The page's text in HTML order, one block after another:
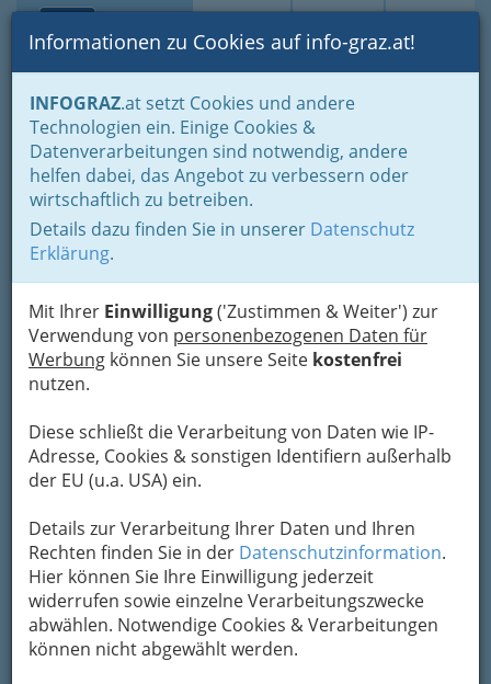
Suche Login Toggle
Informationen zu Cookies auf info-graz.at!
INFOGRAZ.at setzt Cookies und andere
Technologien ein. Einige Cookies &
Datenverarbeitungen sind notwendig, andere
helfen dabei, das Angebot zu verbessern oder
wirtschaftlich zu betreiben.
Details dazu finden Sie in unserer Datenschutz
Erklärung.
Mit Ihrer Einwilligung('Zustimmen & Weiter') zur
Verwendung von personenbezogenen Daten für
Werbung können Sie unsere Seite kostenfrei
nutzen.
Diese schließt die Verarbeitung von Daten wie IP-
Adresse, Cookies & sonstigen Identifiern außerhalb
der EU (u.a. USA) ein.
Details zur Verarbeitung Ihrer Daten und Ihren
Rechten finden Sie in der Datenschutzinformation.
Hier können Sie Ihre Einwilligung jederzeit
widerrufen sowie einzelne Verarbeitungszwecke
abwählen. Notwendige Cookies & Verarbeitungen
können nicht abgewählt werden.
Home Branchen
Bauen - der Weg zum eigenen Haus
Immobilienbüros, Immobilienmakler, Immobilienverwalter und
Immobilientreuhänder
Rund um Immobilien
Adressen von Immobilienbüros / Makler bzw. Maklerin
Peter Haring
Am Eisernen Tor 2, 8010 Graz
+43 316 811 784
+43 316 811 784-12
Karte
Karte anzeigen
Kontaktaufnahme
Um die Info-Graz Firmenvor Spam-Mails zu
bewahren, verwenden wir an dieser Stelle zur
Übermittlung Ihrer Nachricht ein sicheres
Formular. Ihre Nachricht wird nach dem
Absenden umgehend per Mail an das